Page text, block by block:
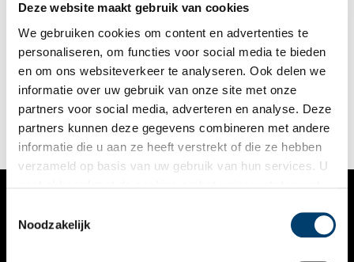
Deze website maakt gebruik van cookies
We gebruiken cookies om content en advertenties te
personaliseren, om functies voor social media te bieden
en om ons websiteverkeer te analyseren. Ook delen we
informatie over uw gebruik van onze site met onze
partners voor social media, adverteren en analyse. Deze
partners kunnen deze gegevens combineren met andere
informatie die u aan ze heeft verstrekt of die ze hebben
verzameld op basis van uw gebruik van hun services. U
Noodzakelijk
Stichting Historisch Schoten (Haarlem-Noord) heeft een boekje
uitgebracht met ruim honderd bijzondere zwart-wit foto’s over
Haarlem in de Tweede Wereldoorlog. De foto’s geven vooral
een beeld van het laatste oorlogsjaar en de bevrijding van
Haarlem en omstreken. Ton van Beelen, bestuurslid van de
stichting, stelde het boekje samen.
VERHALEN